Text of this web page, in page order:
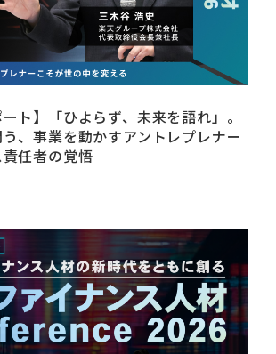
ート】「ひよらず、未来を語れ」。
、事業を動かすアントレプレナー
任者の覚悟